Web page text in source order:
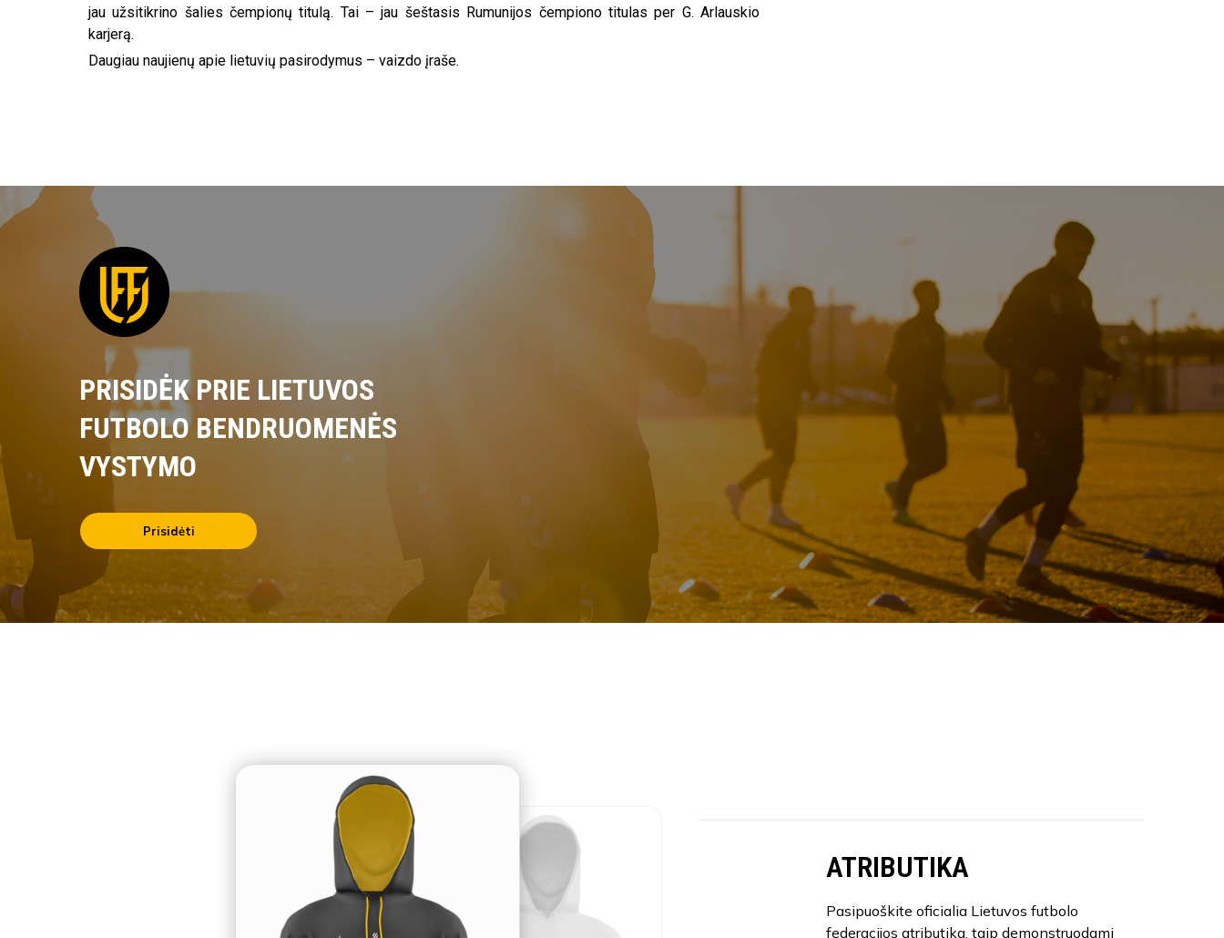
jau užsitikrino šalies čempionų titulą. Tai – jau šeštasis Rumunijos čempiono titulas per G. Arlauskio
karjerą.
Daugiau naujienų apie lietuvių pasirodymus – vaizdo įraše.
PRISIDĖK PRIE LIETUVOS
FUTBOLO BENDRUOMENĖS
VYSTYMO
Prisidėti
ATRIBUTIKA
Pasipuoškite oficialia Lietuvos futbolo
federacijos atributika, taip demonstruodami